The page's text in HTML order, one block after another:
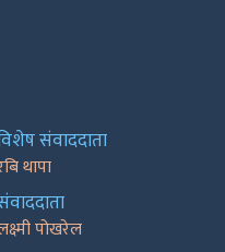
संवाददाता
थापा
पोखरेल